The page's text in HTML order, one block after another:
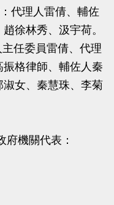
代理人雷倩、輔佐
徐林秀、汲宇荷。
任委員雷倩、代理
格律師、輔佐人秦
女、秦慧珠、李菊
機關代表：